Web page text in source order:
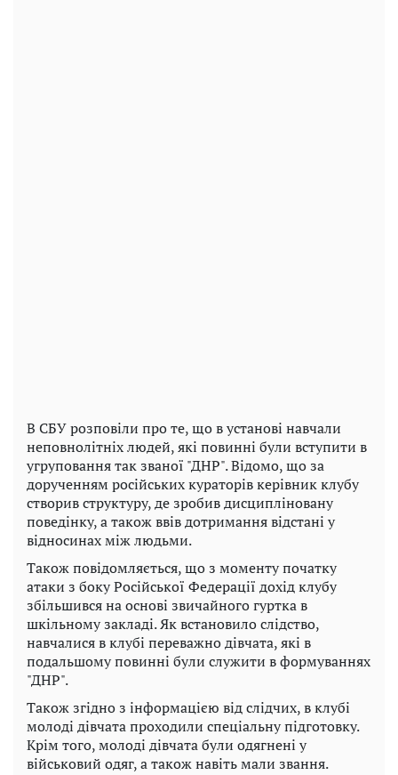
В СБУ розповіли про те, що в установі навчали
неповнолітніх людей, які повинні були вступити в
угруповання так званої "ДНР". Відомо, що за
дорученням російських кураторів керівник клубу
створив структуру, де зробив дисципліновану
поведінку, а також ввів дотримання відстані у
відносинах між людьми.
Також повідомляється, що з моменту початку
атаки з боку Російської Федерації дохід клубу
збільшився на основі звичайного гуртка в
шкільному закладі. Як встановило слідство,
навчалися в клубі переважно дівчата, які в
подальшому повинні були служити в формуваннях
"ДНР".
Також згідно з інформацією від слідчих, в клубі
молоді дівчата проходили спеціальну підготовку.
Крім того, молоді дівчата були одягнені у
військовий одяг, а також навіть мали звання.